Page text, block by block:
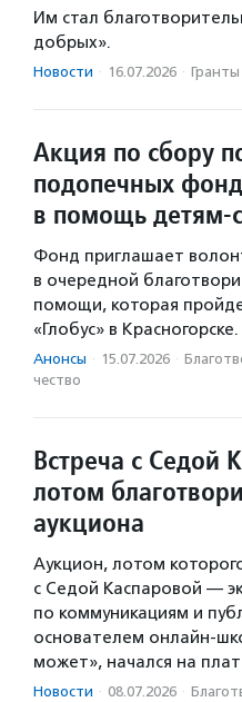
Им стал
добрых».
Новости · 16.07.2026 ·
Акция по сбору
подопечных
в помощь детям-
Фонд приглашает
в очередной
помощи, которая
«Глобус» в Красногорске.
Анонсы · 15.07.2026 ·
чест­во
Встреча с Седой
лотом
аукциона
Аукцион, лотом
с Седой Каспаровой —
по коммуникациям и
основателем онлайн-
может», начался на
Новости · 08.07.2026 ·